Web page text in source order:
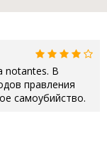
notantes. В
правления
самоубийство.